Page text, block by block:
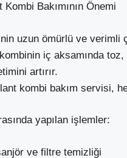
Bakımının Önemi
uzun ömürlü ve verimli
iç aksamında
artırır.
kombi bakım servisi,
yapılan işlemler:
ve filtre temizliği